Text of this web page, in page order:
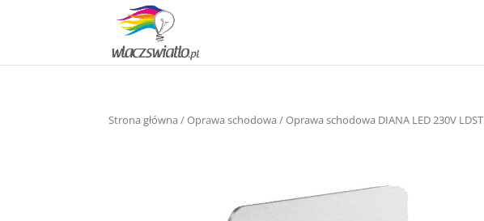
Strona główna /Oprawa schodowa / Oprawa schodowa DIANA LED 230V LDST